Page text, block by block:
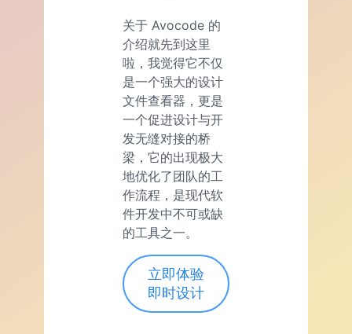
关于 Avocode 的
介绍就先到这里
啦，我觉得它不仅
是一个强大的设计
文件查看器，更是
一个促进设计与开
发无缝对接的桥
梁，它的出现极大
地优化了团队的工
作流程，是现代软
件开发中不可或缺
的工具之一。
立即体验
即时设计